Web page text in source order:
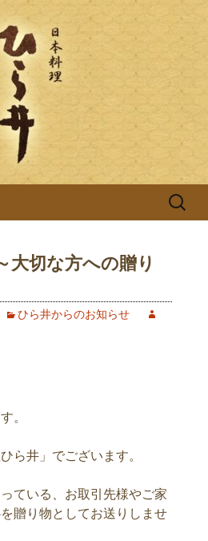
のブログ
本料理店「ひら井(ひ
6年。受ける継がれ
に、お客様へのおも
ます。ひら井に併設
吉照庵(きっしょうあ
一切使わない十割蕎
検
切な方への贈り
ひら井からのお知らせ
。
ら井」でございます。
ている、お取引先様やご家
贈り物としてお送りしませ